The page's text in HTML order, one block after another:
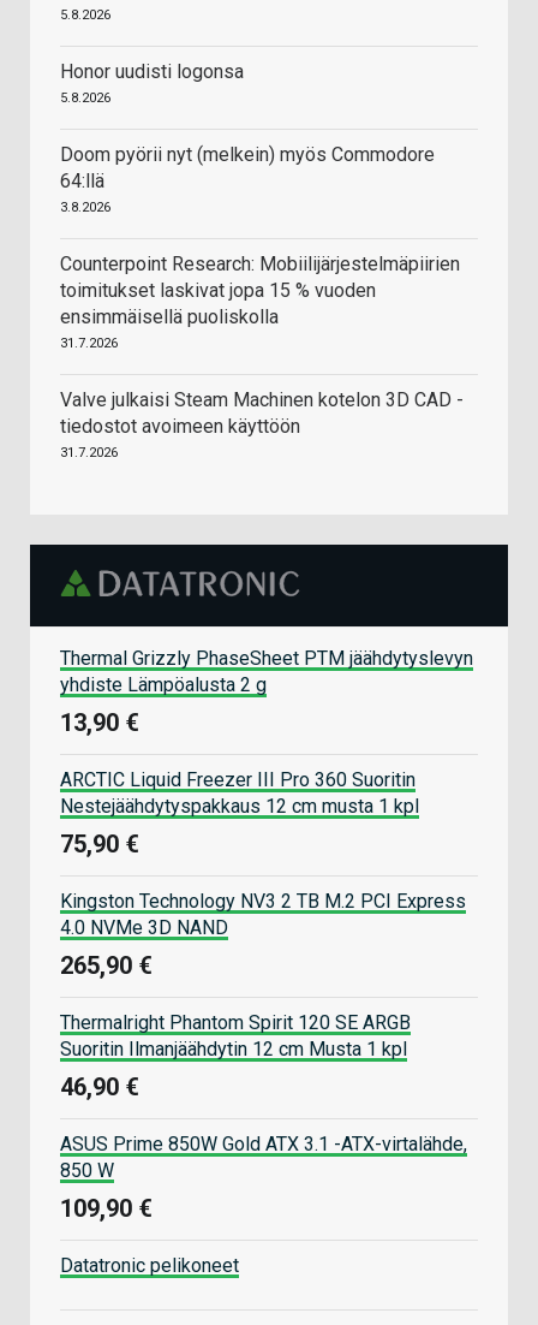
5.8.2026
Honor uudisti logonsa
5.8.2026
Doom pyörii nyt (melkein) myös Commodore
64:llä
3.8.2026
Counterpoint Research: Mobiilijärjestelmäpiirien
toimitukset laskivat jopa 15 % vuoden
ensimmäisellä puoliskolla
31.7.2026
Valve julkaisi Steam Machinen kotelon 3D CAD -
tiedostot avoimeen käyttöön
31.7.2026
Thermal Grizzly PhaseSheet PTM jäähdytyslevyn
yhdiste Lämpöalusta 2 g
13,90 €
ARCTIC Liquid Freezer III Pro 360 Suoritin
Nestejäähdytyspakkaus 12 cm musta 1 kpl
75,90 €
Kingston Technology NV3 2 TB M.2 PCI Express
4.0 NVMe 3D NAND
265,90 €
Thermalright Phantom Spirit 120 SE ARGB
Suoritin Ilmanjäähdytin 12 cm Musta 1 kpl
46,90 €
ASUS Prime 850W Gold ATX 3.1 -ATX-virtalähde,
850 W
109,90 €
Datatronic pelikoneet